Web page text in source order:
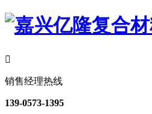

销售经理热线
139-0573-1395